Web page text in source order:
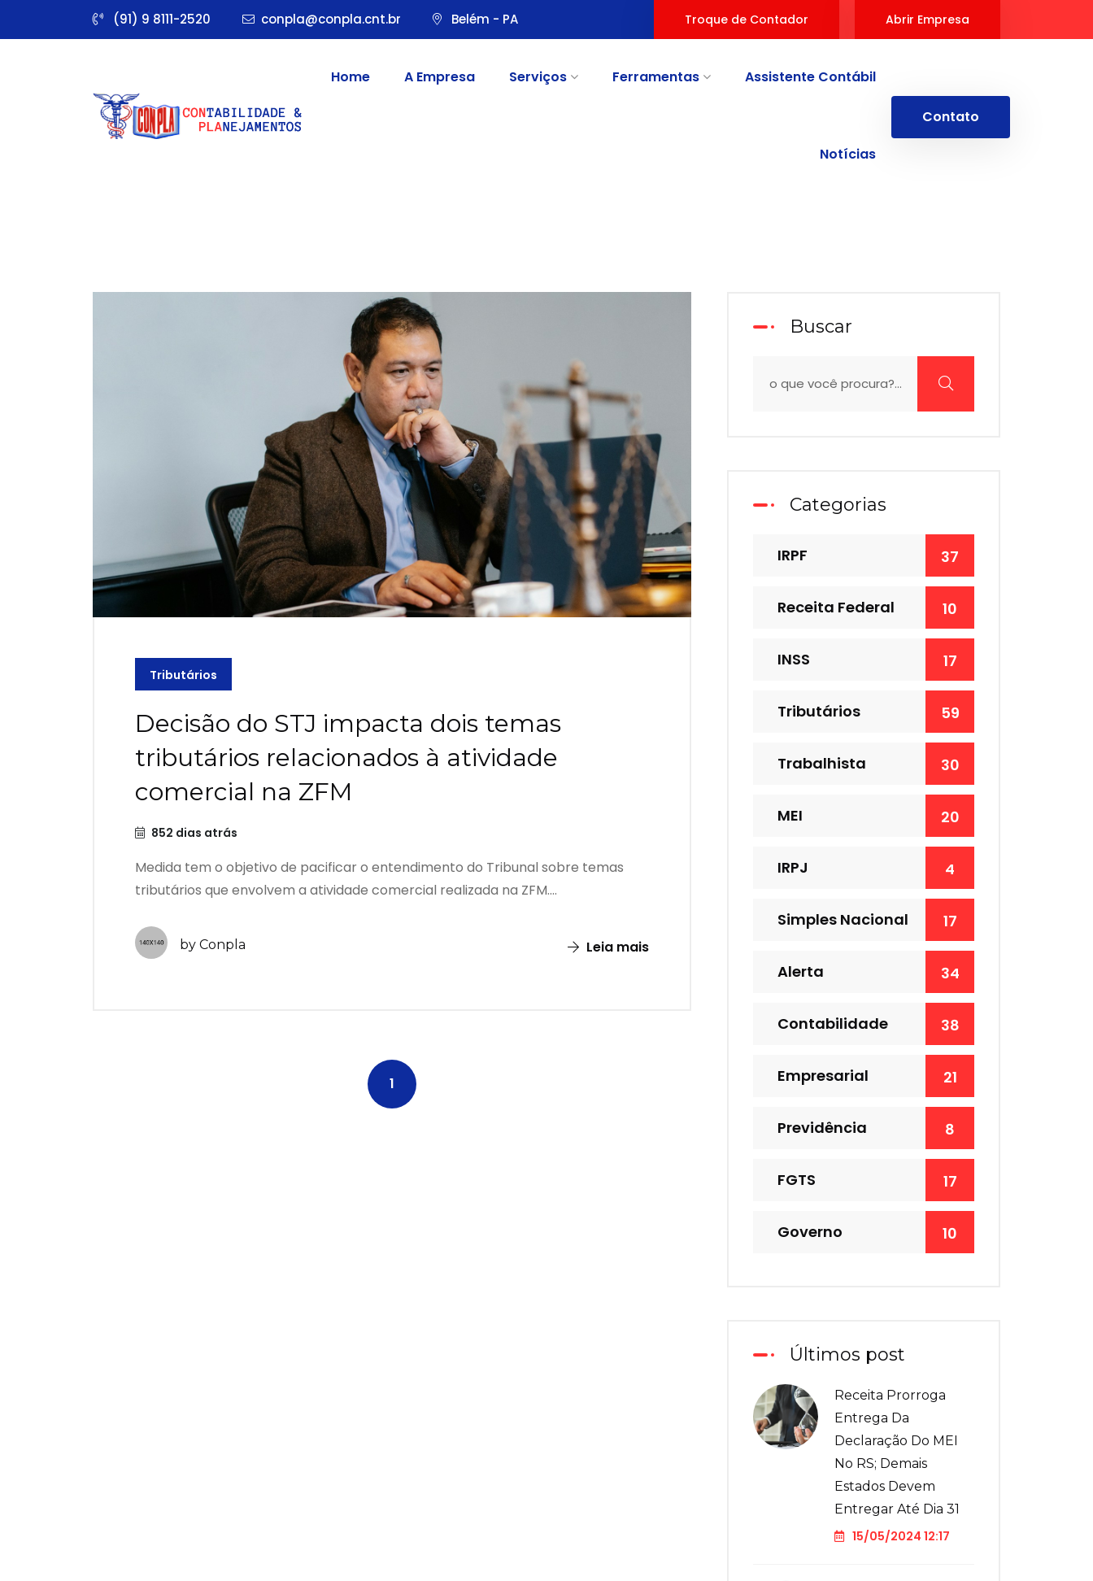
(91) 9 8111-2520 conpla@conpla.cnt.br Belém - PA Troque de Contador Abrir Empresa
Home A Empresa Serviços Ferramentas Assistente Contábil
Notícias
Contato
Tributários
Decisão do STJ impacta dois temas
tributários relacionados à atividade
comercial na ZFM
852 dias atrás
Medida tem o objetivo de pacificar o entendimento do Tribunal sobre temas
tributários que envolvem a atividade comercial realizada na ZFM....
by Conpla Leia mais
1
Buscar
Categorias
IRPF 37
Receita Federal 10
INSS 17
Tributários 59
Trabalhista 30
MEI 20
IRPJ 4
Simples Nacional 17
Alerta 34
Contabilidade 38
Empresarial 21
Previdência 8
FGTS 17
Governo 10
Últimos post
Receita Prorroga
Entrega Da
Declaração Do MEI
No RS; Demais
Estados Devem
Entregar Até Dia 31
15/05/2024 12:17